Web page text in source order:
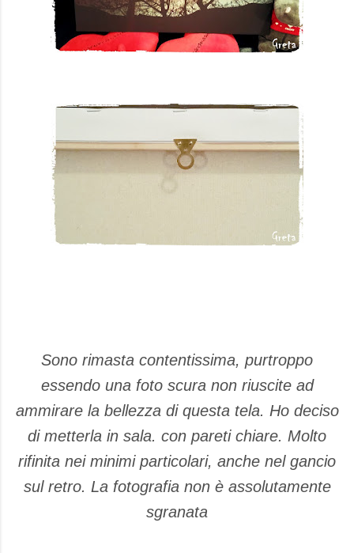
Sono rimasta contentissima, purtroppo
essendo una foto scura non riuscite ad
ammirare la bellezza di questa tela. Ho deciso
di metterla in sala. con pareti chiare. Molto
rifinita nei minimi particolari, anche nel gancio
sul retro. La fotografia non è assolutamente
sgranata